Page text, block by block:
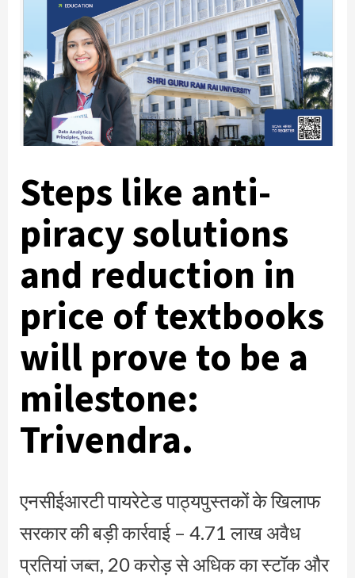
Steps like anti-
piracy solutions
and reduction in
price of textbooks
will prove to be a
milestone:
Trivendra.
एनसीईआरटी पायरेटेड पाठ्यपुस्तकों के खिलाफ
सरकार की बड़ी कार्रवाई – 4.71 लाख अवैध
प्रतियां जब्त, 20 करोड़ से अधिक का स्टॉक और